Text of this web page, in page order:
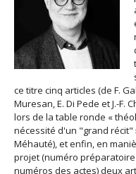
ce titre cinq articles (de F.
Muresan, E. Di Pede et J.-
lors de la table ronde «
nécessité d'un "grand récit"
Méhauté), et enfin, en
projet (numéro préparatoire
numéros des actes) deux